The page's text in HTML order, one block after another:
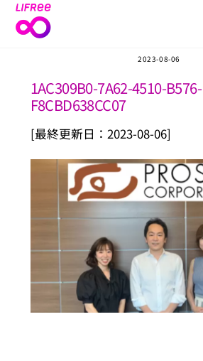
Skip
2023-08-06
1AC309B0-7A62-4510-B576-
F8CBD638CC07
[最終更新日：2023-08-06]